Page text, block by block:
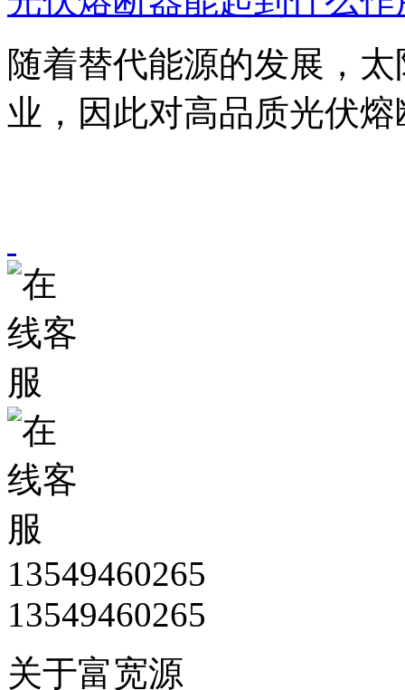
随着替代能源的发展，
业，因此对高品质光伏
13549460265
13549460265
关于富宽源